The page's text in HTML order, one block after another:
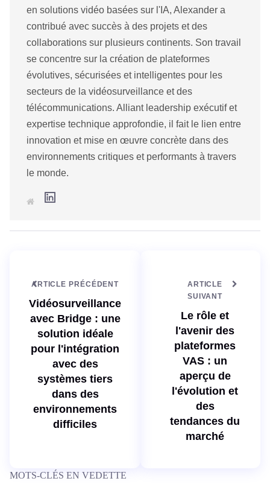
en solutions vidéo basées sur l'IA, Alexander a
contribué avec succès à des projets et des
collaborations sur plusieurs continents. Son travail
se concentre sur la création de plateformes
évolutives, sécurisées et intelligentes pour les
secteurs de la vidéosurveillance et des
télécommunications. Alliant leadership exécutif et
expertise technique approfondie, il fait le lien entre
innovation et mise en œuvre concrète dans des
environnements critiques et performants à travers
le monde.
ARTICLE PRÉCÉDENT
Vidéosurveillance
avec Bridge : une
solution idéale
pour l'intégration
avec des
systèmes tiers
dans des
environnements
difficiles
ARTICLE
SUIVANT
Le rôle et
l'avenir des
plateformes
VAS : un
aperçu de
l'évolution et
des
tendances du
marché
MOTS-CLÉS EN VEDETTE